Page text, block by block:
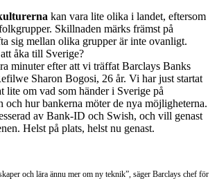
kan vara lite olika i landet, eftersom
Skillnaden märks främst på
sig mellan olika grupper är inte ovanligt.
åka till Sverige?
minuter efter att vi träffat Barclays Banks
Sharon Bogosi, 26 år. Vi har just startat
lite om vad som händer i Sverige på
och hur bankerna möter de nya möjligheterna.
av Bank-ID och Swish, och vill genast
Helst på plats, helst nu genast.
och lära ännu mer om ny teknik”, säger Barclays chef för